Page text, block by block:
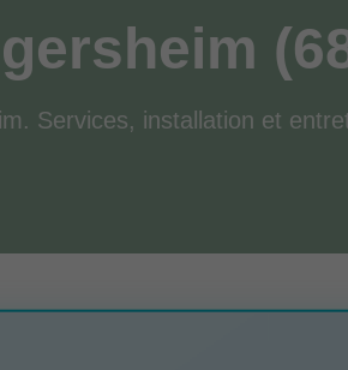
Services, installation et